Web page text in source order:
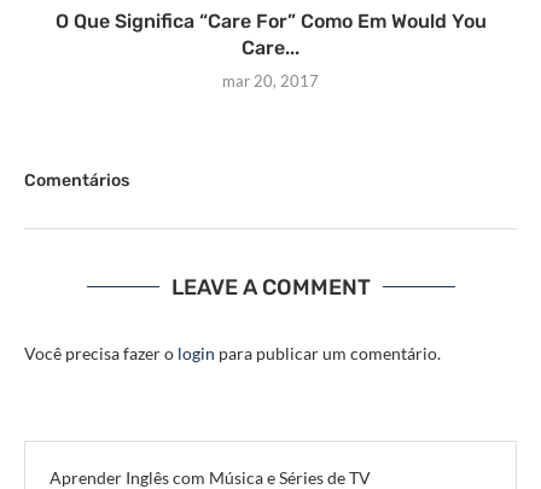
O Que Significa “Care For” Como Em Would You
Care...
mar 20, 2017
Comentários
LEAVE A COMMENT
Você precisa fazer o login para publicar um comentário.
Aprender Inglês com Música e Séries de TV